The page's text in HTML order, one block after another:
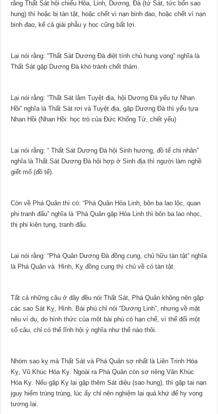
rằng Thất Sát hội chiếu Hỏa, Linh, Dương, Đà (tứ Sát, tức bốn sao
hung) thì hoặc bị tàn tật, hoặc chết vì nạn binh đao, hoặc chết vì nạn
binh đao, kể cả giải phẫu y học cũng bất lợi.
Lại nói rằng: “Thất Sát Dương Đà điệt tính chủ hung vong” nghĩa là
Thất Sát gặp Dương Đà khó tránh chết thảm.
Lại nói rằng: “Thất Sát lâm Tuyệt địa, hội Dương Đà yểu tự Nhan
Hồi” nghĩa là Thất Sát rơi và Tuyệt địa, gặp Dương Đà thì yểu tựa
Nhan Hồi (Nhan Hồi: học trò của Đức Khổng Tử, chết yểu)
Lại nói rằng: “ Thất Sát Dương Đà hội Sinh hương, đồ tể chi nhân”
nghĩa là Thất Sát Dương Đà hội hợp ở Sinh địa thì người làm nghề
giết mổ (đồ tể).
Còn về Phá Quân thì có: “Phá Quân Hỏa Linh, bôn ba lao lộc, quan
phi tranh đấu” nghĩa là ‘Phá Quân gặp Hỏa Linh thì bôn ba lao nhọc,
thị phi kiện tụng, tranh đấu.
Lại nói rằng: “Phá Quân Dương Đà đồng cung, chủ hữu tàn tật” nghĩa
là Phá Quân và Hình, Kỵ đồng cung thì chủ về có tàn tật.
Tất cả những câu ở đây đều nói Thất Sát, Phá Quân không nên gặp
các sao Sát Kỵ, Hình. Bài phú chỉ nói “Dương Linh”, nhưng về mặt
nêu ví dụ, do hình thức của một bài phú có hạn chế, vì thế đối một
số câu, chỉ có thể lĩnh hội ý nghĩa như thế nào thôi.
Nhóm sao kỵ mà Thất Sát và Phá Quân sợ nhất là Liên Trinh Hóa
Kỵ, Vũ Khúc Hóa Kỵ. Ngoài ra Phá Quân còn sợ riêng Văn Khúc
Hóa Kỵ. Nếu gặp Kỵ lại gặp thêm Sát diệu (sao hung), thì gặp tai nạn
jguy hiểm trùng trùng, lúc ấy chỉ nên nghiệm lại quá khứ để hy vọng
tương lai.